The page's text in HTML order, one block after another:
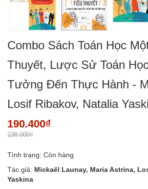
Combo Sách Toán Học
Thuyết, Lược Sử Toán
Tưởng Đến Thực Hành -
Losif Ribakov, Natalia
190.400₫
238.000₫
Tình trạng: Còn hàng
Tác giả: Mickaël Launay, Maria Astrina,
Yaskina